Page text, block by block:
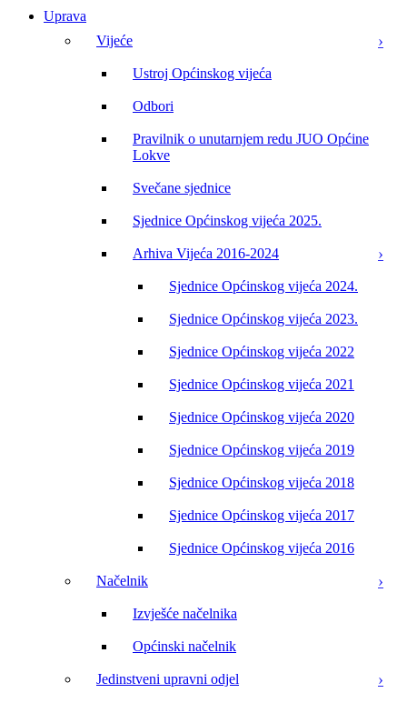
Uprava
Vijeće
Ustroj Općinskog vijeća
Odbori
Pravilnik o unutarnjem redu JUO Općine
Lokve
Svečane sjednice
Sjednice Općinskog vijeća 2025.
Arhiva Vijeća 2016-2024
Sjednice Općinskog vijeća 2024.
Sjednice Općinskog vijeća 2023.
Sjednice Općinskog vijeća 2022
Sjednice Općinskog vijeća 2021
Sjednice Općinskog vijeća 2020
Sjednice Općinskog vijeća 2019
Sjednice Općinskog vijeća 2018
Sjednice Općinskog vijeća 2017
Sjednice Općinskog vijeća 2016
Načelnik
Izvješće načelnika
Općinski načelnik
Jedinstveni upravni odjel